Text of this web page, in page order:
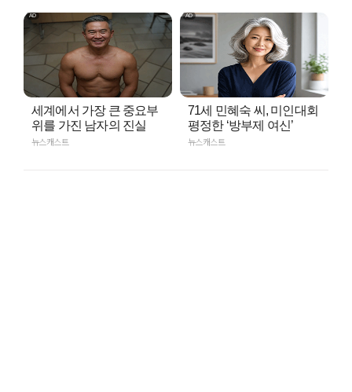
세계에서 가장 큰 중요부
위를 가진 남자의 진실
뉴스캐스트
71세 민혜숙 씨, 미인대회
평정한 ‘방부제 여신’
뉴스캐스트